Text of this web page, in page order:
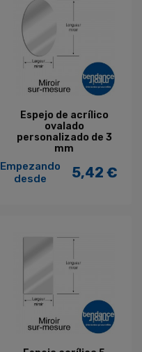
Espejo de acrílico
ovalado
personalizado de 3
mm
Empezando
desde
Precio
5,42 €